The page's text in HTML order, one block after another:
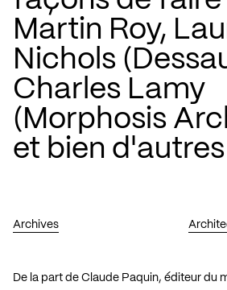
Martin Roy,
Nichols
Charles Lamy
(Morphosis
et bien d'autres
Archives
De la part de Claude Paquin, éditeur du